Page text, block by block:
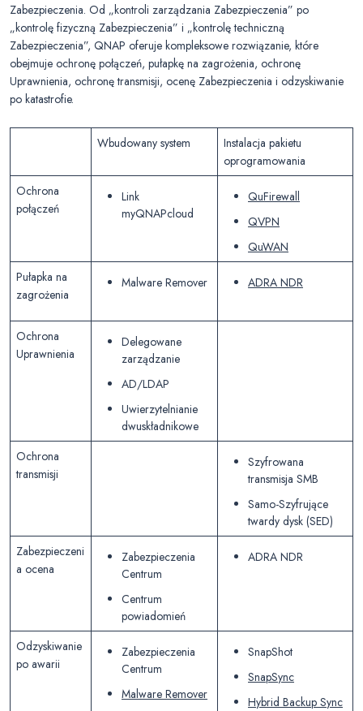
Zabezpieczenia. Od „kontroli zarządzania Zabezpieczenia” po
„kontrolę fizyczną Zabezpieczenia” i „kontrolę techniczną
Zabezpieczenia”, QNAP oferuje kompleksowe rozwiązanie, które
obejmuje ochronę połączeń, pułapkę na zagrożenia, ochronę
Uprawnienia, ochronę transmisji, ocenę Zabezpieczenia i odzyskiwanie
po katastrofie.
Wbudowany system
Instalacja pakietu
oprogramowania
Ochrona
połączeń
Link
myQNAPcloud
QuFirewall
QVPN
QuWAN
Pułapka na
zagrożenia
Malware Remover ADRA NDR
Ochrona
Uprawnienia
Delegowane
zarządzanie
AD/LDAP
Uwierzytelnianie
dwuskładnikowe
Ochrona
transmisji
Szyfrowana
transmisja SMB
Samo-Szyfrujące
twardy dysk (SED)
Zabezpieczeni
a ocena
Zabezpieczenia
Centrum
Centrum
powiadomień
ADRA NDR
Odzyskiwanie
po awarii
Zabezpieczenia
Centrum
Malware Remover
SnapShot
SnapSync
Hybrid Backup Sync